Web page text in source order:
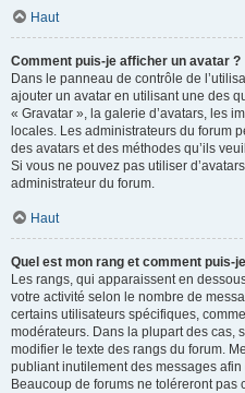
Haut
Comment puis-je afficher un avatar ?
Dans le panneau de contrôle de
ajouter un avatar en utilisant une des
« Gravatar », la galerie d’avatars, les
locales. Les administrateurs du forum
des avatars et des méthodes qu’ils
Si vous ne pouvez pas utiliser
administrateur du forum.
Haut
Quel est mon rang et comment puis-
Les rangs, qui apparaissent en
votre activité selon le nombre de
certains utilisateurs spécifiques,
modérateurs. Dans la plupart des cas,
modifier le texte des rangs du forum.
publiant inutilement des messages
Beaucoup de forums ne toléreront